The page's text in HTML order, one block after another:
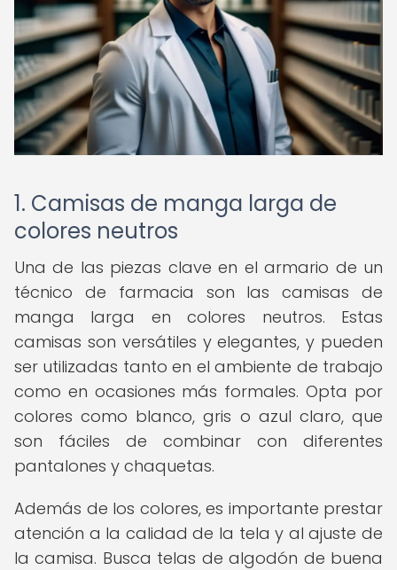
1. Camisas de manga larga de
colores neutros
Una de las piezas clave en el armario de un
técnico de farmacia son las camisas de
manga larga en colores neutros. Estas
camisas son versátiles y elegantes, y pueden
ser utilizadas tanto en el ambiente de trabajo
como en ocasiones más formales. Opta por
colores como blanco, gris o azul claro, que
son fáciles de combinar con diferentes
pantalones y chaquetas.
Además de los colores, es importante prestar
atención a la calidad de la tela y al ajuste de
la camisa. Busca telas de algodón de buena